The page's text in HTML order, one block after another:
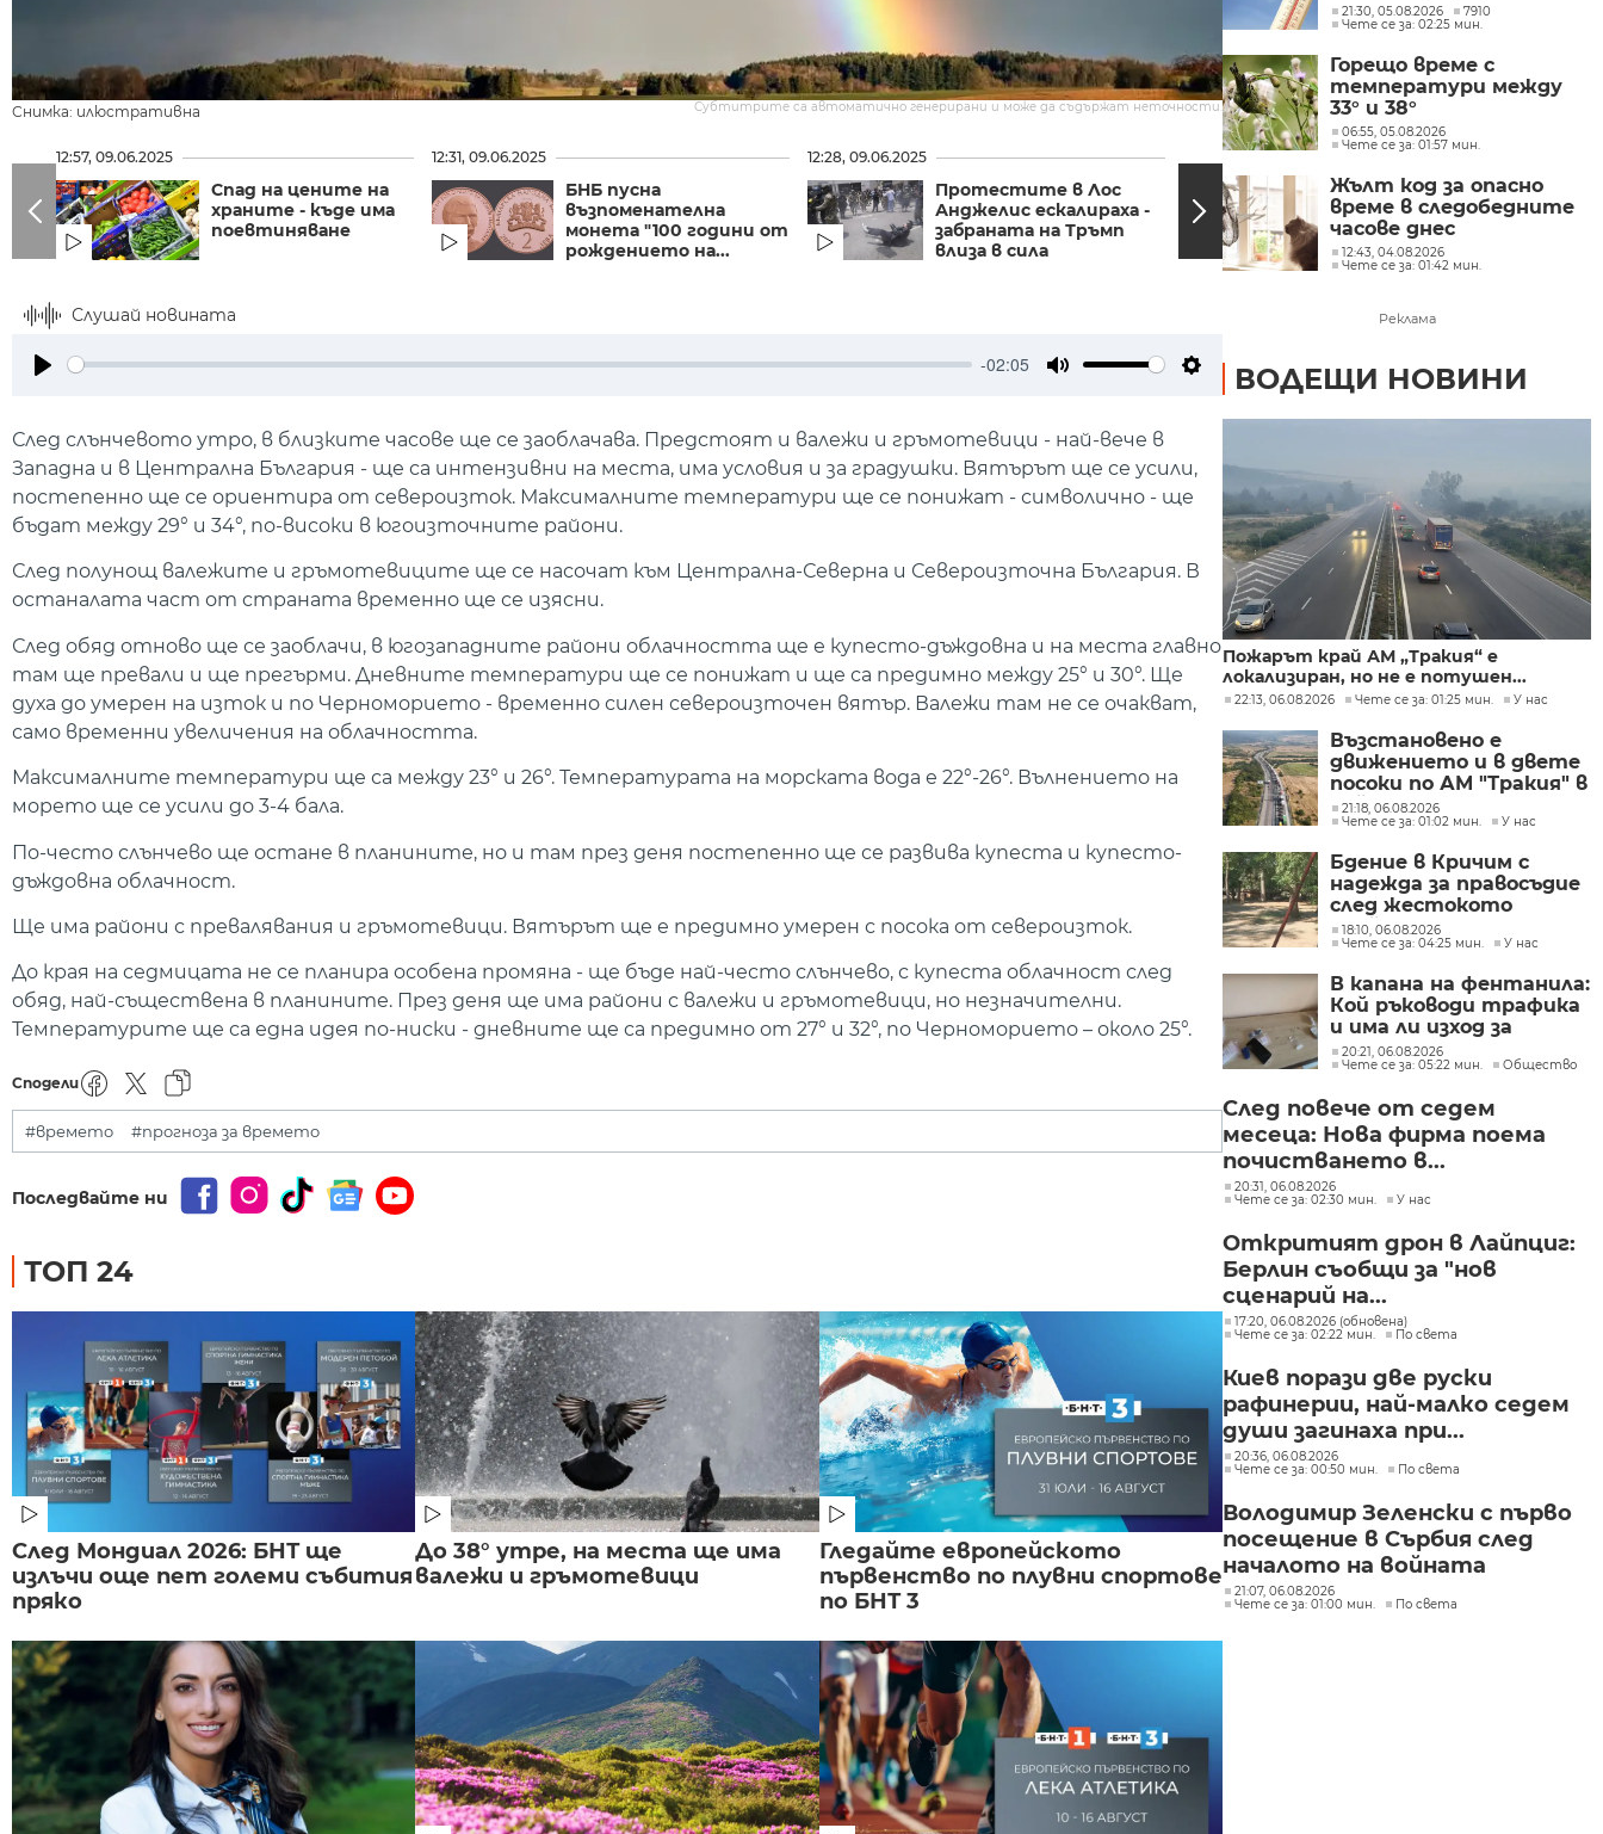
Снимка: илюстративна Субтитрите са автоматично генерирани и може да съдържат неточности.
12:57, 09.06.2025
Спад на цените на
храните - къде има
поевтиняване
12:31, 09.06.2025
БНБ пусна
възпоменателна
монета "100 години от
рождението на...
12:28, 09.06.2025
Протестите в Лос
Анджелис ескалираха -
забраната на Тръмп
влиза в сила
Спортни новини
09.06.2025 г., 12:25 ч.
Слушай новината
-02:05
Settings
След слънчевото утро, в близките часове ще се заоблачава. Предстоят и валежи и гръмотевици - най-вече в
Западна и в Централна България - ще са интензивни на места, има условия и за градушки. Вятърът ще се усили,
постепенно ще се ориентира от североизток. Максималните температури ще се понижат - символично - ще
бъдат между 29° и 34°, по-високи в югоизточните райони.
След полунощ валежите и гръмотевиците ще се насочат към Централна-Северна и Североизточна България. В
останалата част от страната временно ще се изясни.
След обяд отново ще се заоблачи, в югозападните райони облачността ще е купесто-дъждовна и на места главно
там ще превали и ще прегърми. Дневните температури ще се понижат и ще са предимно между 25° и 30°. Ще
духа до умерен на изток и по Черноморието - временно силен североизточен вятър. Валежи там не се очакват,
само временни увеличения на облачността.
Максималните температури ще са между 23° и 26°. Температурата на морската вода е 22°-26°. Вълнението на
морето ще се усили до 3-4 бала.
По-често слънчево ще остане в планините, но и там през деня постепенно ще се развива купеста и купесто-
дъждовна облачност.
Ще има райони с превалявания и гръмотевици. Вятърът ще е предимно умерен с посока от североизток.
До края на седмицата не се планира особена промяна - ще бъде най-често слънчево, с купеста облачност след
обяд, най-съществена в планините. През деня ще има райони с валежи и гръмотевици, но незначителни.
Температурите ще са една идея по-ниски - дневните ще са предимно от 27° и 32°, по Черноморието – около 25°.
Сподели
#времето #прогноза за времето
Последвайте ни
ТОП 24
След Мондиал 2026: БНТ ще
излъчи още пет големи събития
пряко
До 38° утре, на места ще има
валежи и гръмотевици
Гледайте европейското
първенство по плувни спортове
по БНТ 3
21:30, 05.08.2026
7910
Чете се за: 02:25 мин.
Горещо време с
температури между
33° и 38°
06:55, 05.08.2026
Чете се за: 01:57 мин.
Жълт код за опасно
време в следобедните
часове днес
12:43, 04.08.2026
Чете се за: 01:42 мин.
Реклама
ВОДЕЩИ НОВИНИ
Пожарът край АМ „Тракия“ е
локализиран, но не е потушен...
22:13, 06.08.2026 Чете се за: 01:25 мин. У нас
Възстановено е
движението и в двете
посоки по АМ "Тракия" в
района на 69-тия
километър
21:18, 06.08.2026
Чете се за: 01:02 мин.
У нас
Бдение в Кричим с
надежда за правосъдие
след жестокото
убийство на млад мъж
в Пловдив от
18:10, 06.08.2026
Чете се за: 04:25 мин.
У нас
В капана на фентанила:
Кой ръководи трафика
и има ли изход за
пристрастените?
20:21, 06.08.2026
Чете се за: 05:22 мин.
Общество
След повече от седем
месеца: Нова фирма поема
почистването в...
20:31, 06.08.2026
Чете се за: 02:30 мин.
У нас
Откритият дрон в Лайпциг:
Берлин съобщи за "нов
сценарий на...
17:20, 06.08.2026 (обновена)
Чете се за: 02:22 мин.
По света
Киев порази две руски
рафинерии, най-малко седем
души загинаха при...
20:36, 06.08.2026
Чете се за: 00:50 мин.
По света
Володимир Зеленски с първо
посещение в Сърбия след
началото на войната
21:07, 06.08.2026
Чете се за: 01:00 мин.
По света